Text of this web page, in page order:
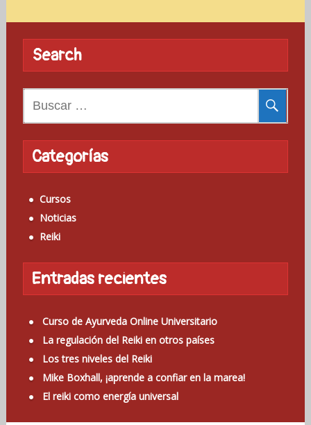
Search
a
Categorías
Cursos
Noticias
Reiki
Entradas recientes
Curso de Ayurveda Online Universitario
La regulación del Reiki en otros países
Los tres niveles del Reiki
Mike Boxhall, ¡aprende a confiar en la marea!
El reiki como energía universal